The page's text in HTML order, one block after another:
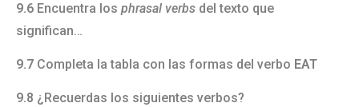
9.6 Encuentra los phrasal verbs del texto que
significan…
9.7 Completa la tabla con las formas del verbo EAT
9.8 ¿Recuerdas los siguientes verbos?